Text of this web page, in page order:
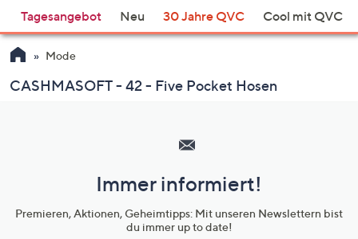
Vorschläge
verfügbar
sind,
verwenden
nach
Tagesangebot Neu 30 Jahre QVC Cool mit QVC
Mode
CASHMASOFT - 42 - Five Pocket Hosen
Unternehmensinformationen
Immer informiert!
Premieren, Aktionen, Geheimtipps: Mit unseren Newslettern bist
du immer up to date!